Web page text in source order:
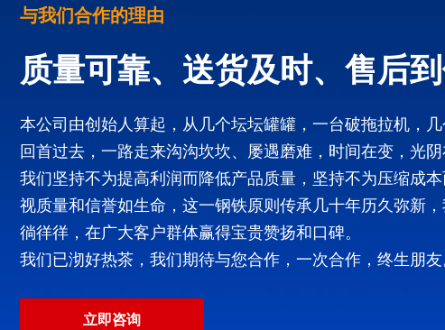
与我们合作的理由
质量可靠、送货及时、售后
本公司由创始人算起，从几个坛坛罐罐，一台破拖拉机，
回首过去，一路走来沟沟坎坎、屡遇磨难，时间在变，光
我们坚持不为提高利润而降低产品质量，坚持不为压缩成本
视质量和信誉如生命，这一钢铁原则传承几十年历久弥新
徜徉徉，在广大客户群体赢得宝贵赞扬和口碑。
我们已沏好热茶，我们期待与您合作，一次合作，终生朋友
立即咨询